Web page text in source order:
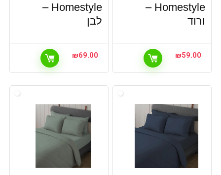
Homestyle –
ורוד
₪59.00
Homestyle –
לבן
₪69.00